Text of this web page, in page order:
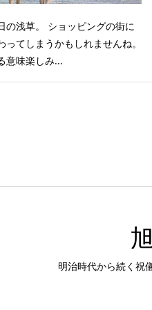
の浅草。 ショッピングの街に
ってしまうかもしれませんね。
意味楽しみ...
明治時代から続く祝